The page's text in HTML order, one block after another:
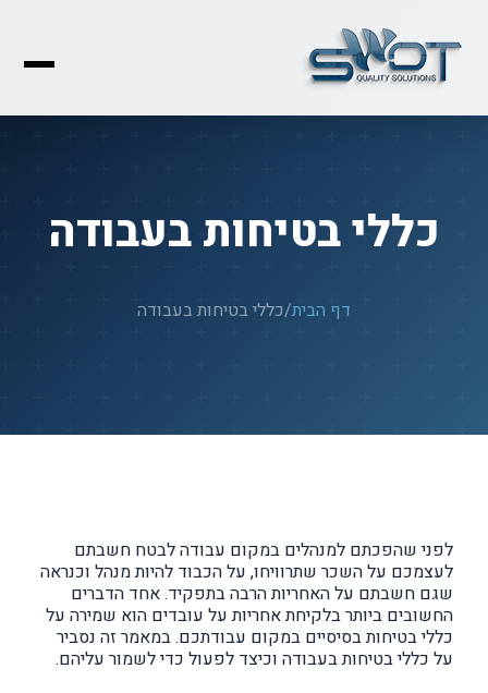
כללי בטיחות בעבודה
דף הבית/כללי בטיחות בעבודה
לפני שהפכתם למנהלים במקום עבודה לבטח חשבתם
לעצמכם על השכר שתרוויחו, על הכבוד להיות מנהל וכנראה
שגם חשבתם על האחריות הרבה בתפקיד. אחד הדברים
החשובים ביותר בלקיחת אחריות על עובדים הוא שמירה על
כללי בטיחות בסיסיים במקום עבודתכם. במאמר זה נסביר
על כללי בטיחות בעבודה וכיצד לפעול כדי לשמור עליהם.